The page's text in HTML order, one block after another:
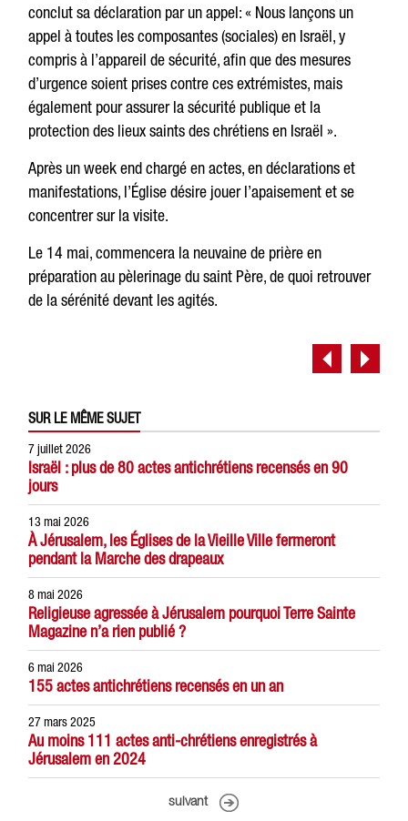
conclut sa déclaration par un appel: « Nous lançons un
appel à toutes les composantes (sociales) en Israël, y
compris à l’appareil de sécurité, afin que des mesures
d’urgence soient prises contre ces extrémistes, mais
également pour assurer la sécurité publique et la
protection des lieux saints des chrétiens en Israël ».
Après un week end chargé en actes, en déclarations et
manifestations, l’Église désire jouer l’apaisement et se
concentrer sur la visite.
Le 14 mai, commencera la neuvaine de prière en
préparation au pèlerinage du saint Père, de quoi retrouver
de la sérénité devant les agités.
SUR LE MÊME SUJET
7 juillet 2026
Israël : plus de 80 actes antichrétiens recensés en 90
jours
13 mai 2026
À Jérusalem, les Églises de la Vieille Ville fermeront
pendant la Marche des drapeaux
8 mai 2026
Religieuse agressée à Jérusalem pourquoi Terre Sainte
Magazine n’a rien publié ?
6 mai 2026
155 actes antichrétiens recensés en un an
27 mars 2025
Au moins 111 actes anti-chrétiens enregistrés à
Jérusalem en 2024
suivant